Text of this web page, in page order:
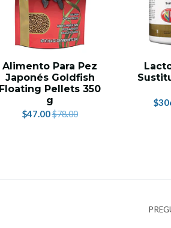
Alimento Para Pez
Japonés Goldfish
Floating Pellets 350
g
$47.00$78.00